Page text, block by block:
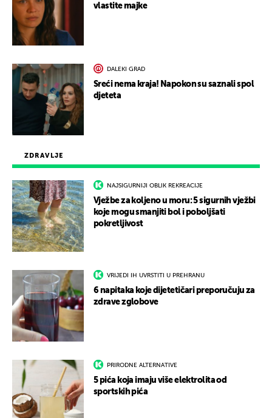
ZDRAVLJE
NAJSIGURNIJI OBLIK REKREACIJE
Vježbe za koljeno u moru: 5 sigurnih vježbi
koje mogu smanjiti bol i poboljšati
pokretljivost
VRIJEDI IH UVRSTITI U PREHRANU
6 napitaka koje dijetetičari preporučuju za
zdrave zglobove
PRIRODNE ALTERNATIVE
5 pića koja imaju više elektrolita od
sportskih pića
vlastite majke
DALEKI GRAD
Sreći nema kraja! Napokon su saznali spol
djeteta